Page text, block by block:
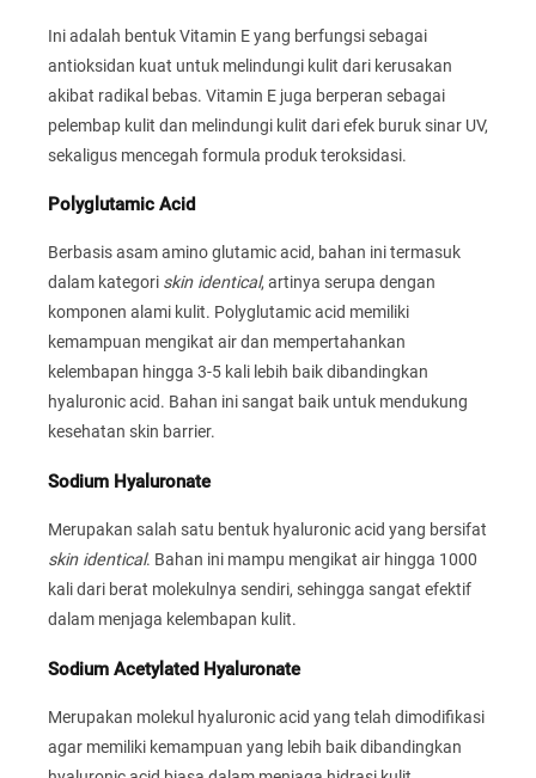
Ini adalah bentuk Vitamin E yang berfungsi sebagai
antioksidan kuat untuk melindungi kulit dari kerusakan
akibat radikal bebas. Vitamin E juga berperan sebagai
pelembap kulit dan melindungi kulit dari efek buruk sinar UV,
sekaligus mencegah formula produk teroksidasi.
Polyglutamic Acid
Berbasis asam amino glutamic acid, bahan ini termasuk
dalam kategori skin identical, artinya serupa dengan
komponen alami kulit. Polyglutamic acid memiliki
kemampuan mengikat air dan mempertahankan
kelembapan hingga 3-5 kali lebih baik dibandingkan
hyaluronic acid. Bahan ini sangat baik untuk mendukung
kesehatan skin barrier.
Sodium Hyaluronate
Merupakan salah satu bentuk hyaluronic acid yang bersifat
skin identical. Bahan ini mampu mengikat air hingga 1000
kali dari berat molekulnya sendiri, sehingga sangat efektif
dalam menjaga kelembapan kulit.
Sodium Acetylated Hyaluronate
Merupakan molekul hyaluronic acid yang telah dimodifikasi
agar memiliki kemampuan yang lebih baik dibandingkan